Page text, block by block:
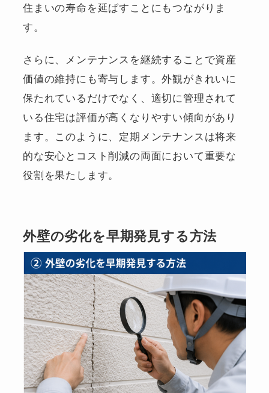
住まいの寿命を延ばすことにもつながりま
す。
さらに、メンテナンスを継続することで資産
価値の維持にも寄与します。外観がきれいに
保たれているだけでなく、適切に管理されて
いる住宅は評価が高くなりやすい傾向があり
ます。このように、定期メンテナンスは将来
的な安心とコスト削減の両面において重要な
役割を果たします。
外壁の劣化を早期発見する方法